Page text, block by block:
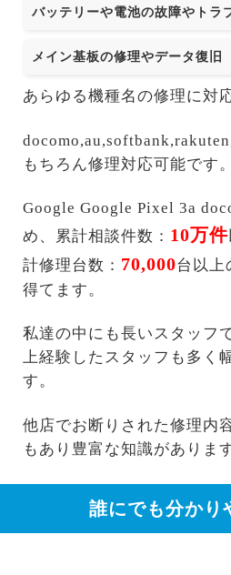
バッテリーや電池の故障やトラ
メイン基板の修理やデータ復旧
あらゆる機種名の修理に対
もちろん修理対応可能です。
Google Google Pixel 3a
め、累計相談件数： 10万件
計修理台数： 70,000台以上
得てます。
私達の中にも長いスタッフ
上経験したスタッフも多く
す。
他店でお断りされた修理内
もあり豊富な知識があります
誰にでも分かり